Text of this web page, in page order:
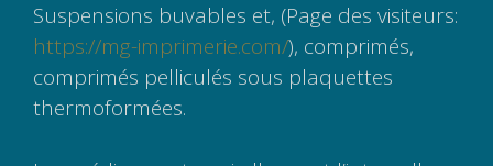
Suspensions buvables et, (Page des visiteurs:
https://mg-imprimerie.com/), comprimés,
comprimés pelliculés sous plaquettes
thermoformées.